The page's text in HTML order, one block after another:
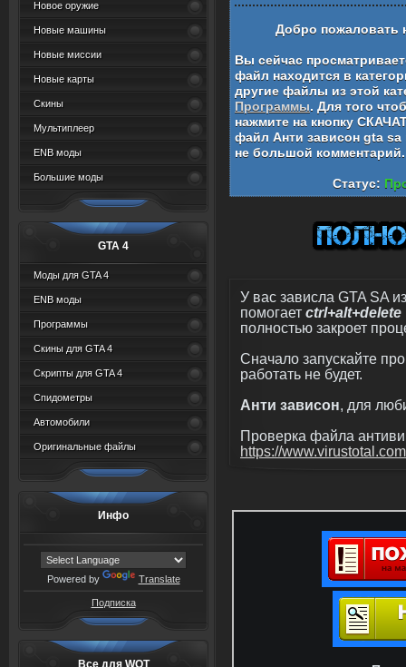
Новое оружие
Новые машины
Новые миссии
Новые карты
Скины
Мультиплеер
ENB моды
Большие моды
GTA 4
Моды для GTA 4
ENB моды
Программы
Скины для GTA 4
Скрипты для GTA 4
Спидометры
Автомобили
Оригинальные файлы
Инфо
Powered by Translate
Подписка
Все для WOT
Добро пожаловать
Вы сейчас
файл находится в
другие файлы из этой
Программы. Для того
нажмите на кнопку
файл Анти зависон gta sa
не большой
Статус:
У вас зависла GTA SA
помогает ctrl+alt+delete
полностью закроет
Сначало запускайте
работать не будет.
Анти зависон, для
Проверка файла
https://